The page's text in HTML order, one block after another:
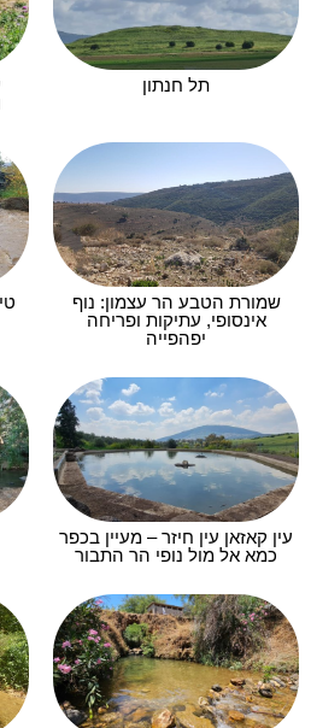
תל חנתון
שמורת הטבע הר עצמון: נוף
אינסופי, עתיקות ופריחה
יפהפייה
עין קאזאן עין חיזר – מעיין בכפר
כמא אל מול נופי הר התבור